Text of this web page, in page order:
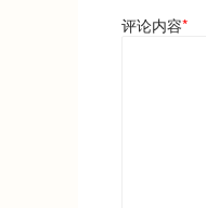
评论内容*